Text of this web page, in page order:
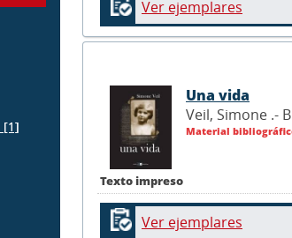
[1]
Ver ejemplares
Texto impreso
Una vida
Veil, Simone .-
Material
Ver ejemplares